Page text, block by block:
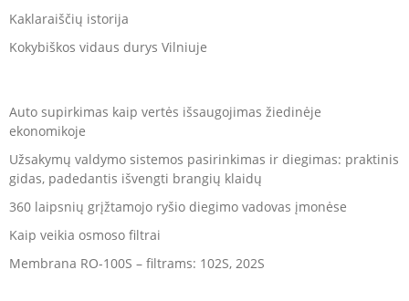
Kaklaraiščių istorija
Kokybiškos vidaus durys Vilniuje
Auto supirkimas kaip vertės išsaugojimas žiedinėje
ekonomikoje
Užsakymų valdymo sistemos pasirinkimas ir diegimas: praktinis
gidas, padedantis išvengti brangių klaidų
360 laipsnių grįžtamojo ryšio diegimo vadovas įmonėse
Kaip veikia osmoso filtrai
Membrana RO-100S – filtrams: 102S, 202S